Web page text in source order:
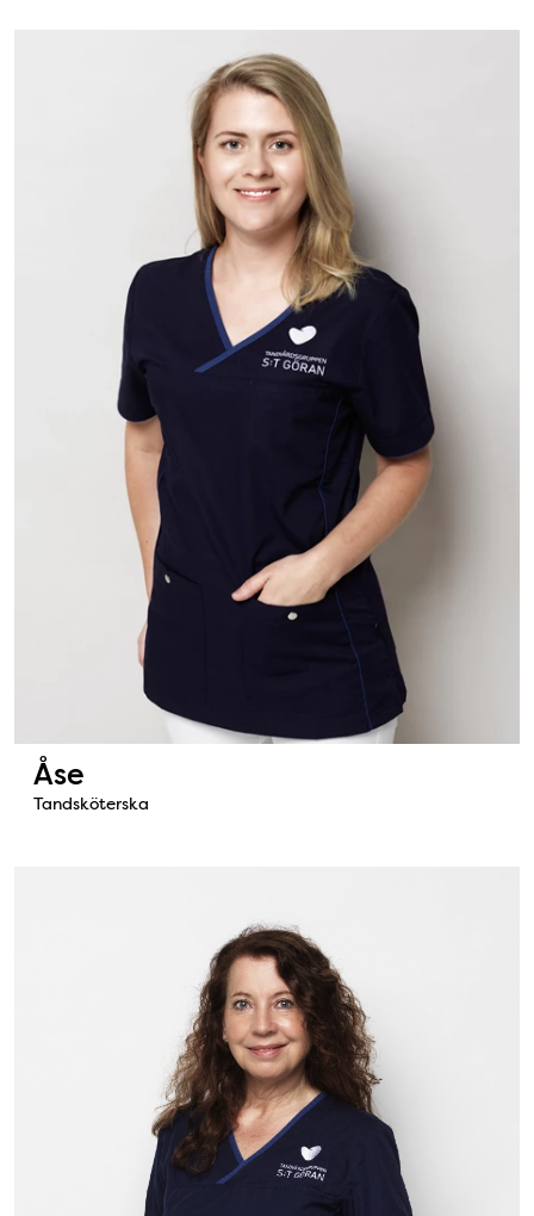
Åse
Tandsköterska